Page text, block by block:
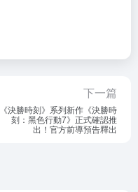
下一篇
《決勝時刻》系列新作《決勝時
刻：黑色行動7》正式確認推
出！官方前導預告釋出